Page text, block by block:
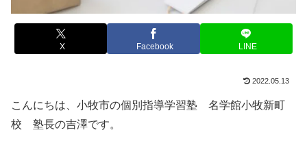
X Facebook LINE
2022.05.13
こんにちは、小牧市の個別指導学習塾 名学館小牧新町
校 塾長の吉澤です。